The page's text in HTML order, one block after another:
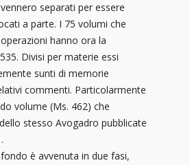
separati per essere
a parte. I 75 volumi che
hanno ora la
Divisi per materie essi
sunti di memorie
commenti. Particolarmente
volume (Ms. 462) che
stesso Avogadro pubblicate
è avvenuta in due fasi,